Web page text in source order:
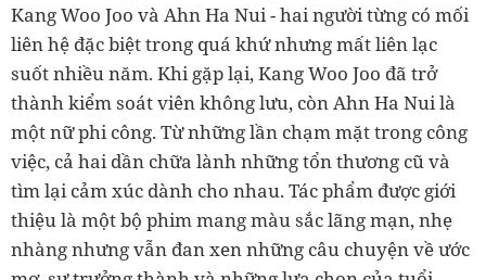
Kang Woo Joo và Ahn Ha Nui - hai người từng có mối
liên hệ đặc biệt trong quá khứ nhưng mất liên lạc
suốt nhiều năm. Khi gặp lại, Kang Woo Joo đã trở
thành kiểm soát viên không lưu, còn Ahn Ha Nui là
một nữ phi công. Từ những lần chạm mặt trong công
việc, cả hai dần chữa lành những tổn thương cũ và
tìm lại cảm xúc dành cho nhau. Tác phẩm được giới
thiệu là một bộ phim mang màu sắc lãng mạn, nhẹ
nhàng nhưng vẫn đan xen những câu chuyện về ước